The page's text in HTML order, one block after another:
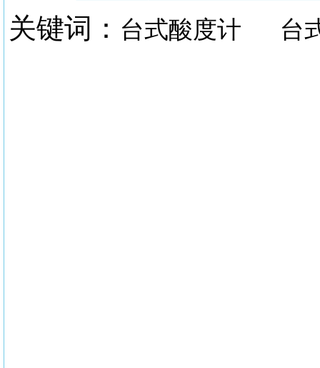
关键词： 台式酸度计 台